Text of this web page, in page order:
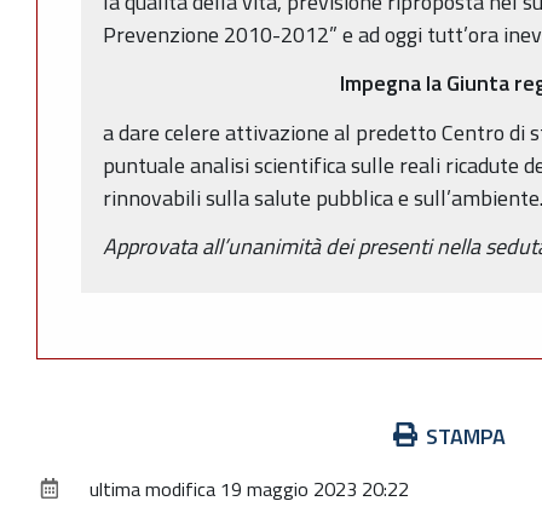
Prevenzione 2010-2012” e ad oggi tutt’ora
Impegna la Giunta
a dare celere attivazione al predetto Centro di
puntuale analisi scientifica sulle reali ricadute
rinnovabili sulla salute pubblica e
Approvata all’unanimità dei presenti nella
documento
STAMPA
ultima modifica 19 maggio 2023 20:22